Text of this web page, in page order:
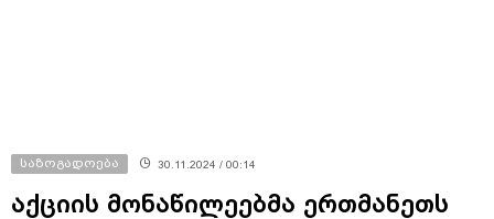
საზოგადოება 30.11.2024 / 00:14
აქციის მონაწილეებმა ერთმანეთს